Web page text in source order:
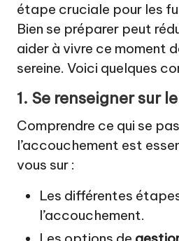
étape cruciale pour les
Bien se préparer peut
aider à vivre ce moment
sereine. Voici quelques
1. Se renseigner sur
Comprendre ce qui se
l’accouchement est
vous sur :
Les différentes
l’accouchement.